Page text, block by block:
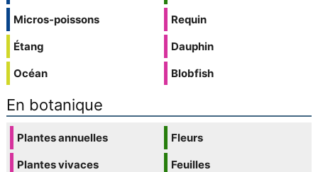
Micros-poissons
Étang
Océan
Requin
Dauphin
Blobfish
En botanique
Plantes annuelles
Plantes vivaces
Fleurs
Feuilles